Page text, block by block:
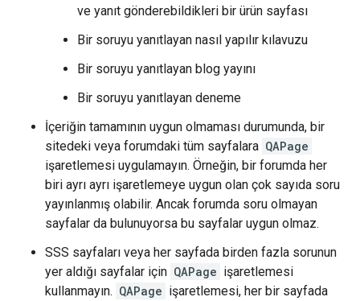
ve yanıt gönderebildikleri bir ürün sayfası
Bir soruyu yanıtlayan nasıl yapılır kılavuzu
Bir soruyu yanıtlayan blog yayını
Bir soruyu yanıtlayan deneme
İçeriğin tamamının uygun olmaması durumunda, bir
sitedeki veya forumdaki tüm sayfalara QAPage
işaretlemesi uygulamayın. Örneğin, bir forumda her
biri ayrı ayrı işaretlemeye uygun olan çok sayıda soru
yayınlanmış olabilir. Ancak forumda soru olmayan
sayfalar da bulunuyorsa bu sayfalar uygun olmaz.
SSS sayfaları veya her sayfada birden fazla sorunun
yer aldığı sayfalar için QAPage işaretlemesi
kullanmayın. QAPage işaretlemesi, her bir sayfada